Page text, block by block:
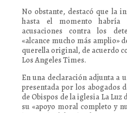
No obstante, destacó que la
hasta el momento habría
acusaciones contra los
«alcance mucho más amplio»
querella original, de acuerdo
Los Angeles Times.
En una declaración adjunta a
presentada por los abogados
de Obispos de la iglesia La
su «apoyo moral completo y